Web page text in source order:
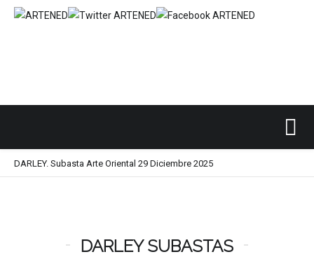
DARLEY. Subasta Arte Oriental 29 Diciembre 2025
DARLEY SUBASTAS